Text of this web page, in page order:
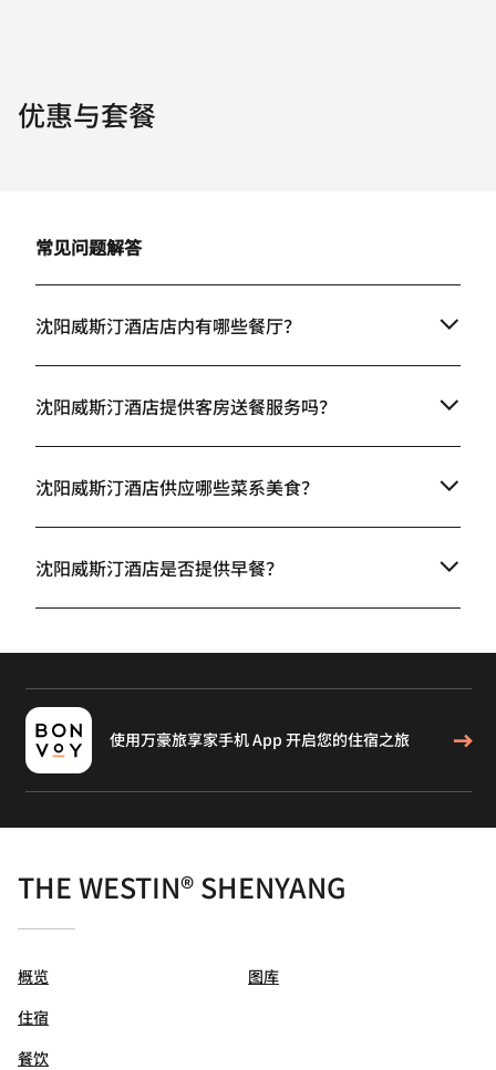
优惠与套餐
常见问题解答
沈阳威斯汀酒店店内有哪些餐厅？
沈阳威斯汀酒店提供客房送餐服务吗？
沈阳威斯汀酒店供应哪些菜系美食？
沈阳威斯汀酒店是否提供早餐？
使用万豪旅享家手机 App 开启您的住宿之旅
THE WESTIN® SHENYANG
概览
住宿
餐饮
图库